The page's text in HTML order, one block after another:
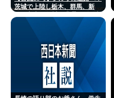
茨城で上陸し栃木、群馬、新